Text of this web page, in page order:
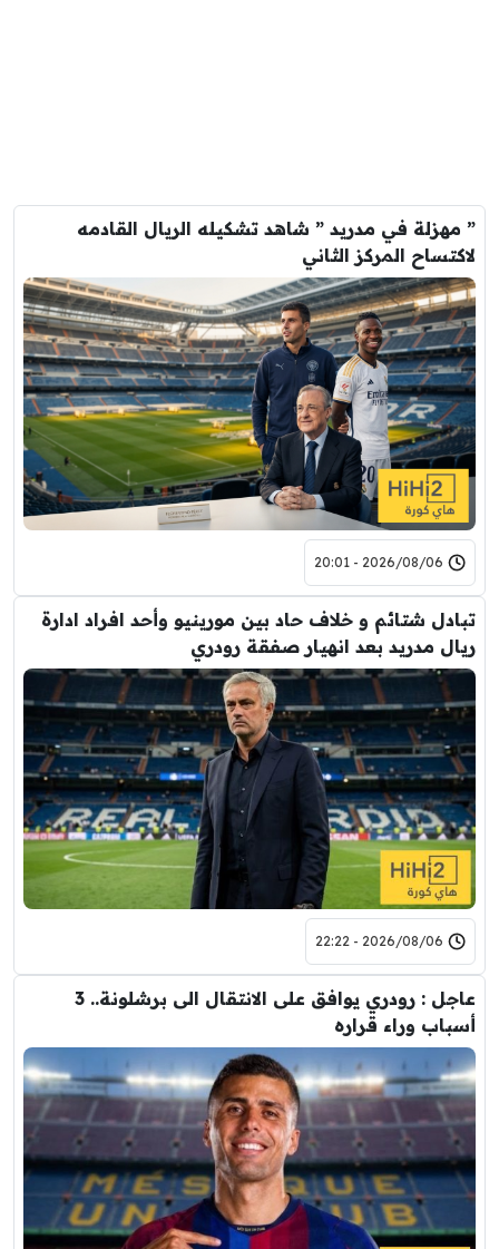
” مهزلة في مدريد ” شاهد تشكيله الريال القادمه
لاكتساح المركز الثاني
2026/08/06 - 20:01
تبادل شتائم و خلاف حاد بين مورينيو وأحد افراد ادارة
ريال مدريد بعد انهيار صفقة رودري
2026/08/06 - 22:22
عاجل : رودري يوافق على الانتقال الى برشلونة.. 3
أسباب وراء قراره